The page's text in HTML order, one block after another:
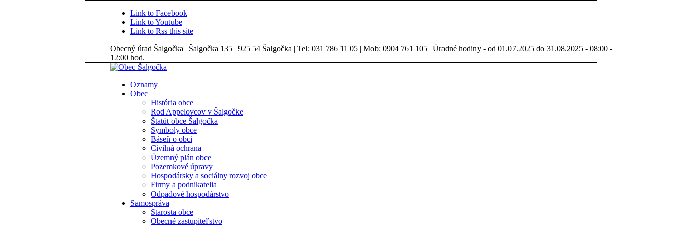
Link to Facebook
Link to Youtube
Link to Rss this site
Obecný úrad Šalgočka | Šalgočka 135 | 925 54 Šalgočka | Tel: 031 786 11 05 | Mob: 0904 761 105 | Úradné hodiny - od 01.07.2025 do 31.08.2025 - 08:00 -
12:00 hod.
Oznamy
Obec
História obce
Rod Appelovcov v Šalgočke
Štatút obce Šalgočka
Symboly obce
Báseň o obci
Civilná ochrana
Územný plán obce
Pozemkové úpravy
Hospodársky a sociálny rozvoj obce
Firmy a podnikatelia
Odpadové hospodárstvo
Samospráva
Starosta obce
Obecné zastupiteľstvo